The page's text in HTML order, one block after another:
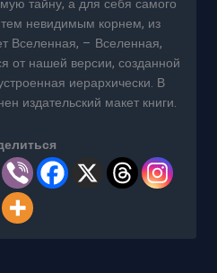
тайну, а для себя самого
невидимым корнем, из
Вселенная, – Вселенная,
от нашей версии, созданной
иерархически. В
издательский макет книги.